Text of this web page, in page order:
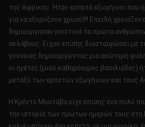
της Αφρικής. Ήταν ερπετά εξωγήινοι που
για να εξορύξουν χρυσό!!!! Επειδή
δημιούργησαν γενετικά τα πρώτα
σκλάβους. Είχαν επίσης διασταυρώσει με
γυναίκες δημιουργώντας μια ανώτερη
οι ηγέτες (μισό καθαρόαιμος βασιλιάδες)
μεταξύ των ερπετών εξωγήινων και τους
Η Κρέντο Μουτάβα είχε επίσης ένα πολύ
την ιστορία των πρώτων ημερών τους στη